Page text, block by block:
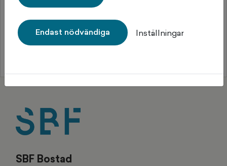
Tyvärr kan inte objektet du efterfrågade visas. Det kan
t.ex. bero på att det inte längre finns tillgängligt att
söka.
SBF Bostad
Endast nödvändiga Inställningar